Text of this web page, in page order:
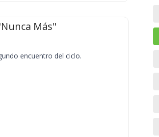
Más"
encuentro del ciclo.